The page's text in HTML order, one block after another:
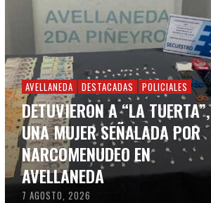
AVELLANEDA DESTACADAS POLICIALES
DETUVIERON A “LA TUERTA”,
UNA MUJER SEÑALADA POR
NARCOMENUDEO EN
AVELLANEDA
7 AGOSTO, 2026